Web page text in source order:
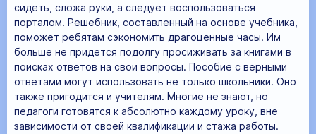
сидеть, сложа руки, а следует воспользоваться
порталом. Решебник, составленный на основе учебника,
поможет ребятам сэкономить драгоценные часы. Им
больше не придется подолгу просиживать за книгами в
поисках ответов на свои вопросы. Пособие с верными
ответами могут использовать не только школьники. Оно
также пригодится и учителям. Многие не знают, но
педагоги готовятся к абсолютно каждому уроку, вне
зависимости от своей квалификации и стажа работы.